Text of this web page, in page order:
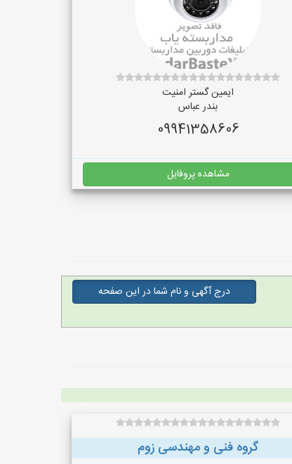
ایمین گستر امنیت
بندر عباس
09941358606
مشاهده پروفایل
درج آگهی و نام شما در این صفحه
گروه فنی و مهندسی زوم